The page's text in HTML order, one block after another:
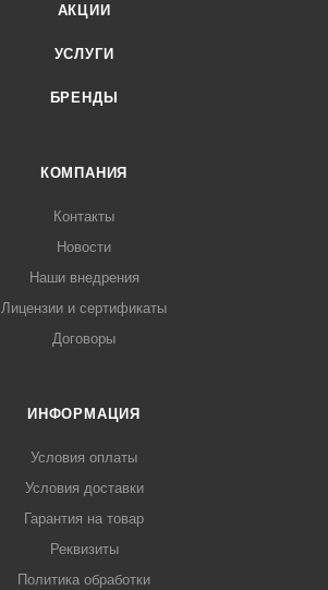
АКЦИИ
УСЛУГИ
БРЕНДЫ
КОМПАНИЯ
Контакты
Новости
Наши внедрения
Лицензии и сертификаты
Договоры
ИНФОРМАЦИЯ
Условия оплаты
Условия доставки
Гарантия на товар
Реквизиты
Политика обработки